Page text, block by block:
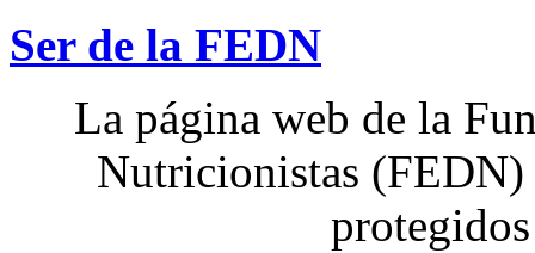
Ser de la FEDN
La página web de la
Nutricionistas (FEDN)